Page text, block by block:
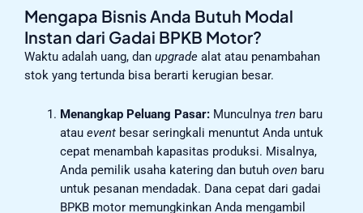
Mengapa Bisnis Anda Butuh Modal
Instan dari Gadai BPKB Motor?
Waktu adalah uang, dan upgrade alat atau penambahan
stok yang tertunda bisa berarti kerugian besar.
Menangkap Peluang Pasar:Munculnya trenbaru
atau eventbesar seringkali menuntut Anda untuk
cepat menambah kapasitas produksi. Misalnya,
Anda pemilik usaha katering dan butuh ovenbaru
untuk pesanan mendadak. Dana cepat dari gadai
BPKB motor memungkinkan Anda mengambil